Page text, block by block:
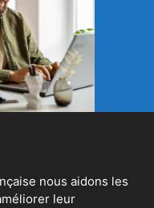
nous aidons les
leur